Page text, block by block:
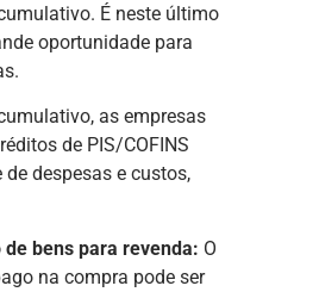
É neste último
oportunidade para
as empresas
de PIS/COFINS
despesas e custos,
bens para revenda: O
na compra pode ser